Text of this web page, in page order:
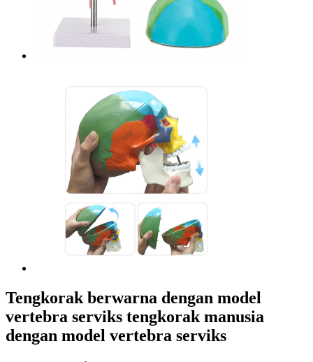
Tengkorak berwarna dengan model
vertebra serviks tengkorak manusia
dengan model vertebra serviks